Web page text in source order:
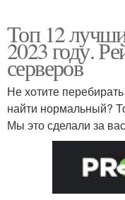
Топ 12
2023 году.
серверов
Не хотите
найти нормальный?
Мы это сделали за